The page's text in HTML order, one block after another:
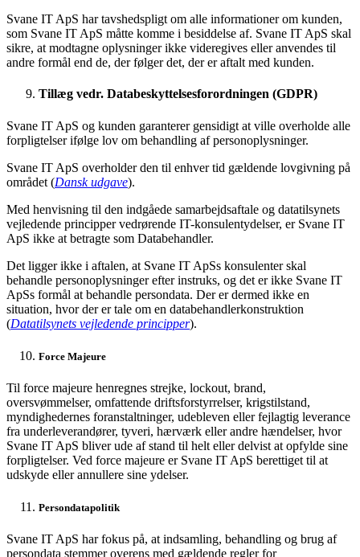
Svane IT ApS har tavshedspligt om alle informationer om kunden,
som Svane IT ApS måtte komme i besiddelse af. Svane IT ApS skal
sikre, at modtagne oplysninger ikke videregives eller anvendes til
andre formål end de, der følger det, der er aftalt med kunden.
Tillæg vedr. Databeskyttelsesforordningen (GDPR)
Svane IT ApS og kunden garanterer gensidigt at ville overholde alle
forpligtelser ifølge lov om behandling af personoplysninger.
Svane IT ApS overholder den til enhver tid gældende lovgivning på
området (Dansk udgave).
Med henvisning til den indgåede samarbejdsaftale og datatilsynets
vejledende principper vedrørende IT-konsulentydelser, er Svane IT
ApS ikke at betragte som Databehandler.
Det ligger ikke i aftalen, at Svane IT ApSs konsulenter skal
behandle personoplysninger efter instruks, og det er ikke Svane IT
ApSs formål at behandle persondata. Der er dermed ikke en
situation, hvor der er tale om en databehandlerkonstruktion
(Datatilsynets vejledende principper).
Force Majeure
Til force majeure henregnes strejke, lockout, brand,
oversvømmelser, omfattende driftsforstyrrelser, krigstilstand,
myndighedernes foranstaltninger, udebleven eller fejlagtig leverance
fra underleverandører, tyveri, hærværk eller andre hændelser, hvor
Svane IT ApS bliver ude af stand til helt eller delvist at opfylde sine
forpligtelser. Ved force majeure er Svane IT ApS berettiget til at
udskyde eller annullere sine ydelser.
Persondatapolitik
Svane IT ApS har fokus på, at indsamling, behandling og brug af
persondata stemmer overens med gældende regler for